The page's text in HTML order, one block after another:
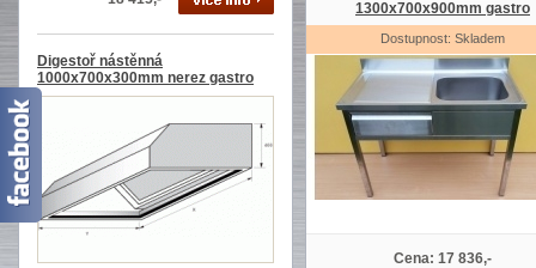
Digestoř nástěnná
1000x700x300mm nerez gastro
1300x700x900mm gastro
Dostupnost: Skladem
Cena: 17 836,-